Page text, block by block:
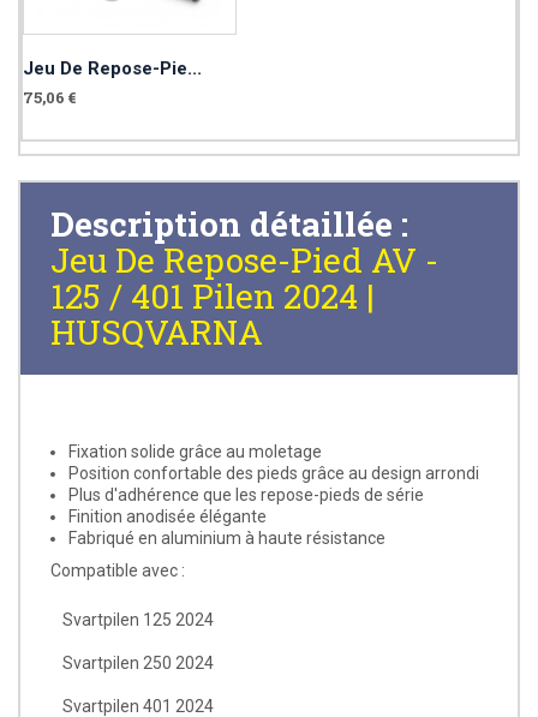
Jeu De Repose-Pie...
75,06 €
Description détaillée :
Jeu De Repose-Pied AV -
125 / 401 Pilen 2024 |
HUSQVARNA
Fixation solide grâce au moletage
Position confortable des pieds grâce au design arrondi
Plus d'adhérence que les repose-pieds de série
Finition anodisée élégante
Fabriqué en aluminium à haute résistance
Compatible avec :
Svartpilen 125 2024
Svartpilen 250 2024
Svartpilen 401 2024